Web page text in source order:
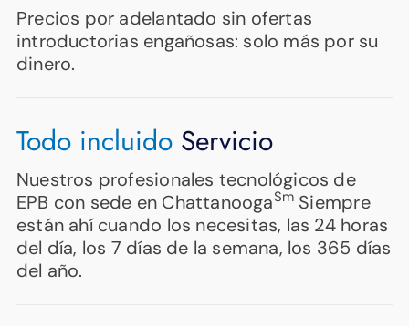
Precios por adelantado sin ofertas
introductorias engañosas: solo más por su
dinero.
Todo incluido Servicio
Nuestros profesionales tecnológicos de
EPB con sede en ChattanoogaSm Siempre
están ahí cuando los necesitas, las 24 horas
del día, los 7 días de la semana, los 365 días
del año.